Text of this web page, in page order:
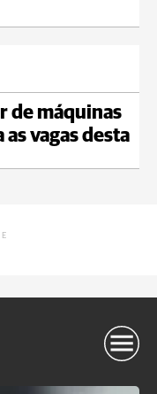
de máquinas
vagas desta